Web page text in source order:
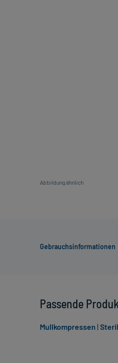
Abbildung ähnlich
Gebrauchsinformationen
Passende
Mullkompressen |